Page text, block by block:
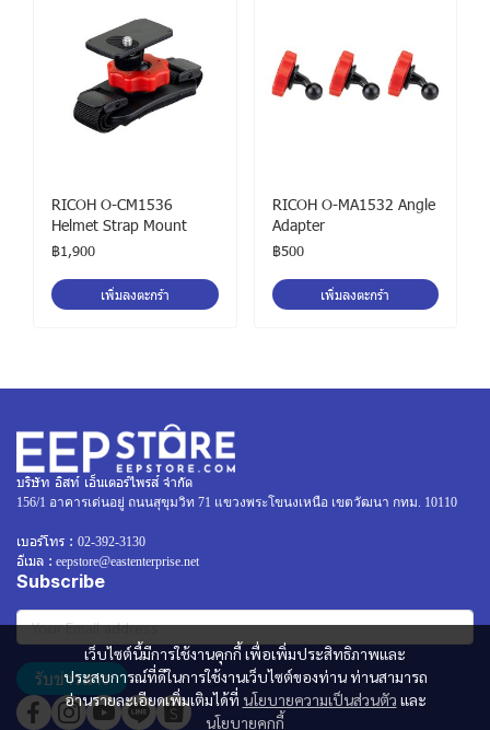
RICOH O-CM1536
Helmet Strap Mount
฿1,900
เพิ่มลงตะกร้า
RICOH O-MA1532 Angle
Adapter
฿500
เพิ่มลงตะกร้า
เว็บไซต์นี้มีการใช้งานคุกกี้ เพื่อเพิ่มประสิทธิภาพและ
ประสบการณ์ที่ดีในการใช้งานเว็บไซต์ของท่าน ท่านสามารถ
อ่านรายละเอียดเพิ่มเติมได้ที่ นโยบายความเป็นส่วนตัว และ
นโยบายคุกกี้
บริษัท อิสท์ เอ็นเตอร์ไพรส์ จำกัด
156/1 อาคารเด่นอยู่ ถนนสุขุมวิท 71 แขวงพระโขนงเหนือ เขตวัฒนา กทม. 10110
เบอร์โทร : 02-392-3130
อีเมล : eepstore@eastenterprise.net
Subscribe
รับข่าวสาร